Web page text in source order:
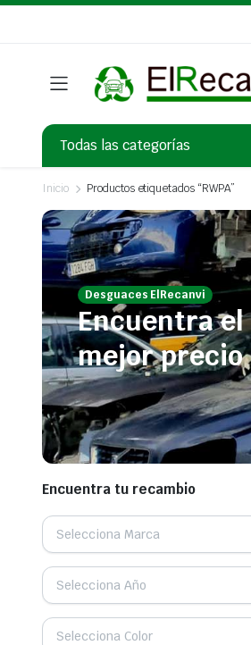
Todas las categorías
Inicio Productos etiquetados “RWPA”
Desguaces ElRecanvi
Encuentra
mejor precio
Encuentra tu recambio
Selecciona Marca
Selecciona Año
Selecciona Color